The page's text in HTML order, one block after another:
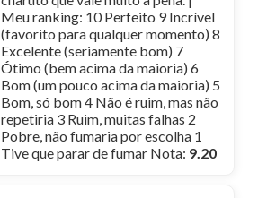
Meu ranking: 10 Perfeito 9 Incrível
(favorito para qualquer momento) 8
Excelente (seriamente bom) 7
Ótimo (bem acima da maioria) 6
Bom (um pouco acima da maioria) 5
Bom, só bom 4 Não é ruim, mas não
repetiria 3 Ruim, muitas falhas 2
Pobre, não fumaria por escolha 1
Tive que parar de fumar Nota: 9.20